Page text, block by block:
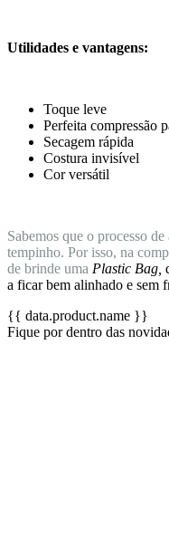
Utilidades e vantagens:
Toque leve
Perfeita compressão
Secagem rápida
Costura invisível
Cor versátil
Sabemos que o processo
tempinho. Por isso, na
de brinde uma Plastic Bag,
a ficar bem alinhado e sem
{{ data.product.name }}
Fique por dentro das